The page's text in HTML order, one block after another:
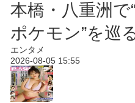
本橋・八重洲で
ポケモン”を巡
エンタメ
2026-08-05 15:55